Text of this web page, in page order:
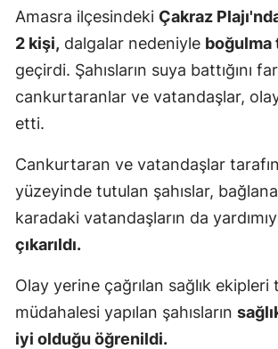
Amasra ilçesindeki Çakraz
2 kişi, dalgalar nedeniyle boğulma
geçirdi. Şahısların suya battığını
cankurtaranlar ve vatandaşlar,
etti.
Cankurtaran ve vatandaşlar
yüzeyinde tutulan şahıslar,
karadaki vatandaşların da
çıkarıldı.
Olay yerine çağrılan sağlık ekipleri
müdahalesi yapılan şahısların
iyi olduğu öğrenildi.